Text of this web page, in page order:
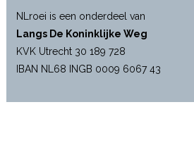
NLroei is een onderdeel van
Langs De Koninklijke Weg
KVK Utrecht 30 189 728
IBAN NL68 INGB 0009 6067 43